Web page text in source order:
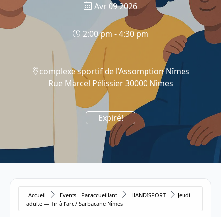
Avr 09 2026
Expiré!
2:00 pm - 4:30 pm
complexe sportif de l’Assomption Nîmes
Rue Marcel Pélissier 30000 Nîmes
Accueil Events - Paraccueillant HANDISPORT
Jeudi
adulte — Tir à l’arc / Sarbacane Nîmes